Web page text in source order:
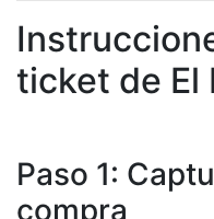
ticket de El
Paso 1:
compra